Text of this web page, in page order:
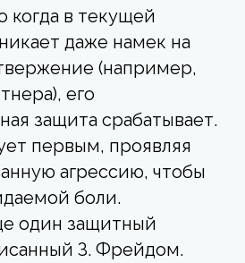
когда в текущей
даже намек на
(например,
его
защита срабатывает.
первым, проявляя
агрессию, чтобы
боли.
один защитный
З. Фрейдом.